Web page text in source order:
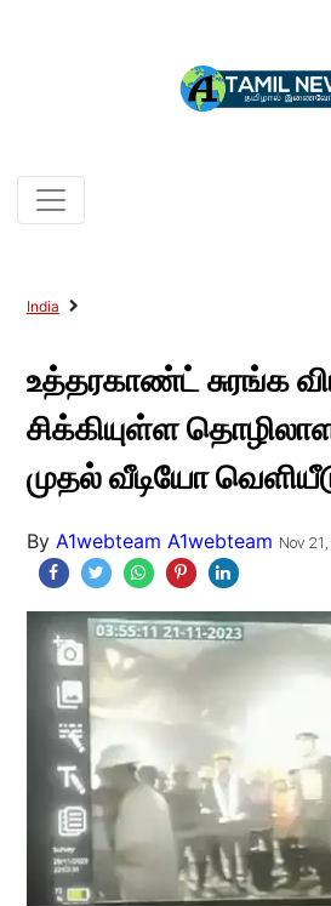
India
உத்தரகாண்ட் சுரங்க
சிக்கியுள்ள
முதல் வீடியோ
By A1webteam A1webteam Nov